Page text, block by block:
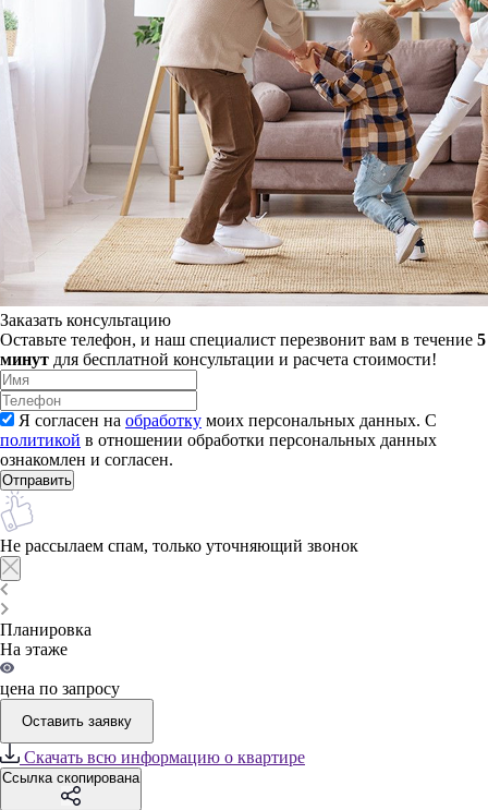
Заказать консультацию
Оставьте телефон, и наш специалист перезвонит вам в течение 5
минут для бесплатной консультации и расчета стоимости!
Я согласен на обработку моих персональных данных. С
политикой в отношении обработки персональных данных
ознакомлен и согласен.
Не рассылаем спам, только уточняющий звонок
Планировка
На этаже
цена по запросу
Оставить заявку
Скачать всю информацию о квартире
Ссылка скопирована